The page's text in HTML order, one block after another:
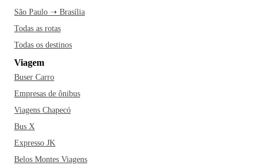
São Paulo ➝ Brasília
Todas as rotas
Todas os destinos
Viagem
Buser Carro
Empresas de ônibus
Viagens Chapecó
Bus X
Expresso JK
Belos Montes Viagens